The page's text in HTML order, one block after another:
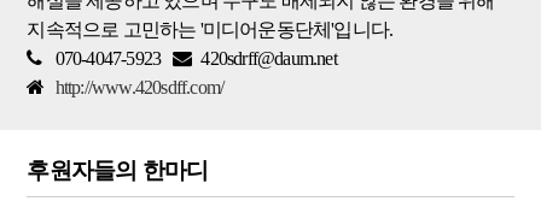
지속적으로 고민하는 '미디어운동단체'입니다.
070-4047-5923
420sdrff@daum.net
http://www.420sdff.com/
후원자들의 한마디